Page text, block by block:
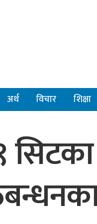
अर्थ विचार शिक्षा